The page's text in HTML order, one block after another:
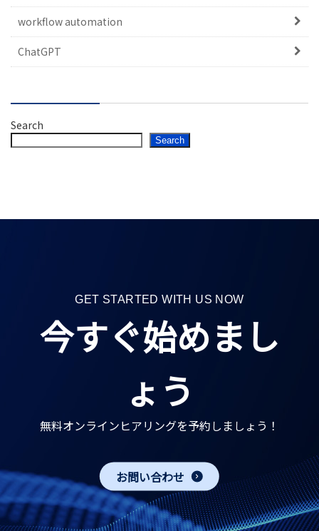
workflow automation
ChatGPT
Search
Search
GET STARTED WITH US NOW
今すぐ始めまし
ょう
無料オンラインヒアリングを予約しましょう！
お問い合わせ